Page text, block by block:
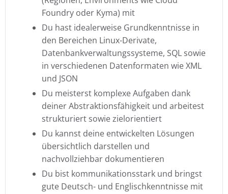
Foundry oder Kyma) mit
Du hast idealerweise Grundkenntnisse in
den Bereichen Linux-Derivate,
Datenbankverwaltungssysteme, SQL sowie
in verschiedenen Datenformaten wie XML
und JSON
Du meisterst komplexe Aufgaben dank
deiner Abstraktionsfähigkeit und arbeitest
strukturiert sowie zielorientiert
Du kannst deine entwickelten Lösungen
übersichtlich darstellen und
nachvollziehbar dokumentieren
Du bist kommunikationsstark und bringst
gute Deutsch- und Englischkenntnisse mit